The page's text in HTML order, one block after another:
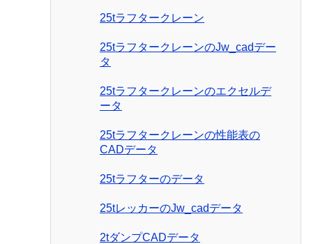
25tラフタークレーン
25tラフタークレーンのJw_cadデー
タ
25tラフタークレーンのエクセルデ
ータ
25tラフタークレーンの性能表の
CADデータ
25tラフターのデータ
25tレッカーのJw_cadデータ
2tダンプCADデータ